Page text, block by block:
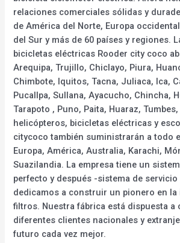
relaciones comerciales sólidas y
de América del Norte, Europa
del Sur y más de 60 países y regiones.
bicicletas eléctricas Rooder city coco
Arequipa, Trujillo, Chiclayo, Piura,
Chimbote, Iquitos, Tacna, Juliaca, Ica,
Pucallpa, Sullana, Ayacucho, Chincha,
Tarapoto , Puno, Paita, Huaraz,
helicópteros, bicicletas eléctricas y
citycoco también suministrarán a todo
Europa, América, Australia, Karachi,
Suazilandia. La empresa tiene un
perfecto y después -sistema de servicio
dedicamos a construir un pionero en
filtros. Nuestra fábrica está dispuesta a
diferentes clientes nacionales y
futuro cada vez mejor.